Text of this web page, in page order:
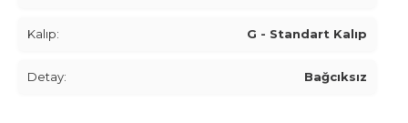
Kalıp: G - Standart Kalıp
Detay: Bağcıksız